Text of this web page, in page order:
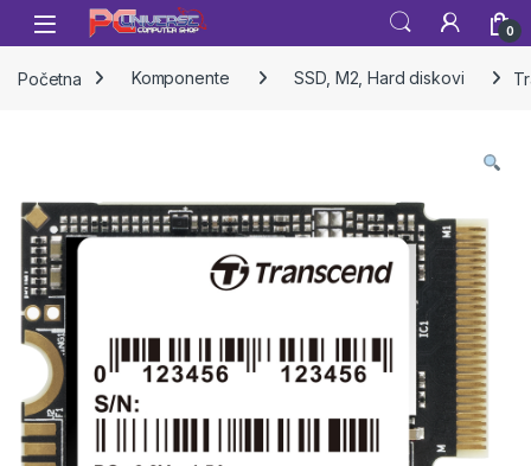
Skip to navigation
Skip to content
Open 0
Početna Komponente SSD, M2, Hard diskovi